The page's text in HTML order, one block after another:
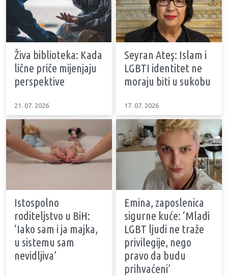
Živa biblioteka: Kada
lične priče mijenjaju
perspektive
21. 07. 2026
Seyran Ateş: Islam i
LGBTI identitet ne
moraju biti u sukobu
17. 07. 2026
Istospolno
roditeljstvo u BiH:
‘Iako sam i ja majka,
u sistemu sam
nevidljiva’
Emina, zaposlenica
sigurne kuće: ‘Mladi
LGBT ljudi ne traže
privilegije, nego
pravo da budu
prihvaćeni’